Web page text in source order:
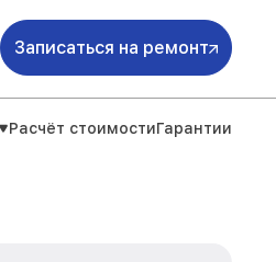
Записаться на ремонт
Расчёт стоимостиГарантии